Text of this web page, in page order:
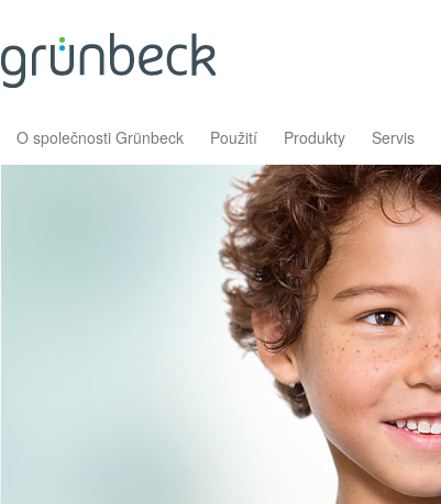
O společnosti Grünbeck Použití Produkty Servis